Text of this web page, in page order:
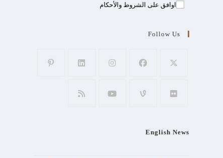
اوافق على الشروط والأحكام
Follow Us
English News